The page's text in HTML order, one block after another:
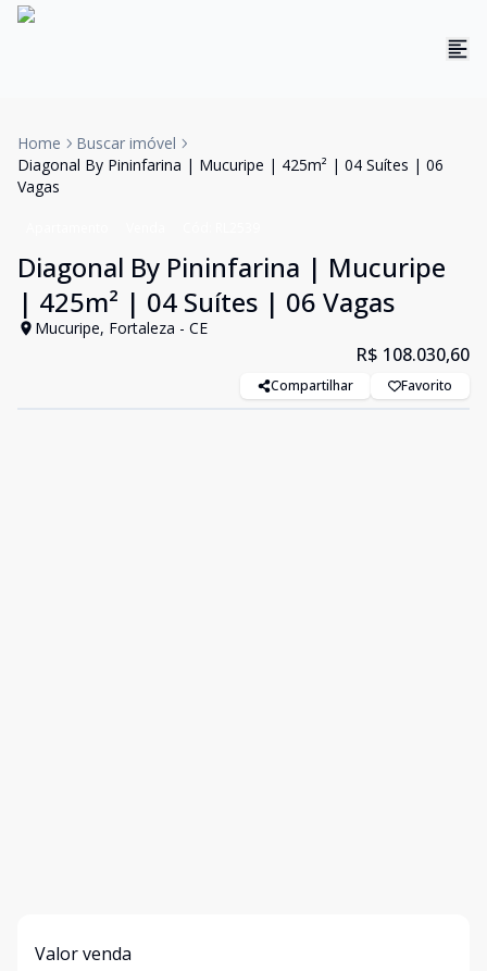
Home
Buscar imóvel
Diagonal By Pininfarina | Mucuripe | 425m² | 04 Suítes | 06
Vagas
Diagonal By Pininfarina | Mucuripe
| 425m² | 04 Suítes | 06 Vagas
Mucuripe, Fortaleza - CE
R$ 108.030,60
Compartilhar Favorito
Valor venda